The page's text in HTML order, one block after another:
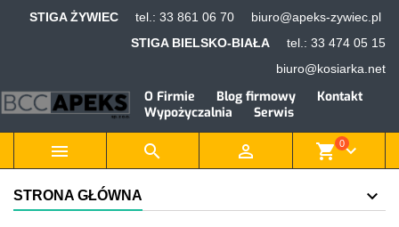
Dodaj do listy życzeń ×
Utwórz listę życzeń ×
((modalTitle)) ×
((cancelText)) ((modalDeleteText))
Zaloguj się ×
Musisz być zalogowany by zapisać produkty na swojej
liście życzeń.
Anuluj Zaloguj się
STIGA ŻYWIEC tel.: 33 861 06 70
biuro@apeks-zywiec.pl
STIGA BIELSKO-BIAŁA
tel.: 33 474 05 15
biuro@kosiarka.net
O Firmie Blog firmowy
Kontakt
Wypożyczalnia
Serwis
   shopping_cart 0keyboard_arrow_down
STRONA GŁÓWNA